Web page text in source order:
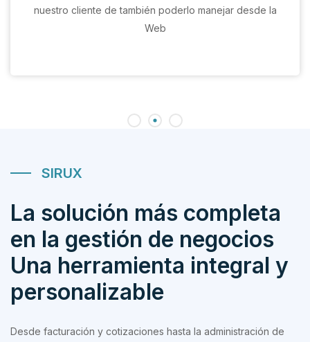
nuestro cliente de también poderlo manejar desde la
Web
SIRUX
La solución más completa
en la gestión de negocios
Una herramienta integral y
personalizable
Desde facturación y cotizaciones hasta la administración de